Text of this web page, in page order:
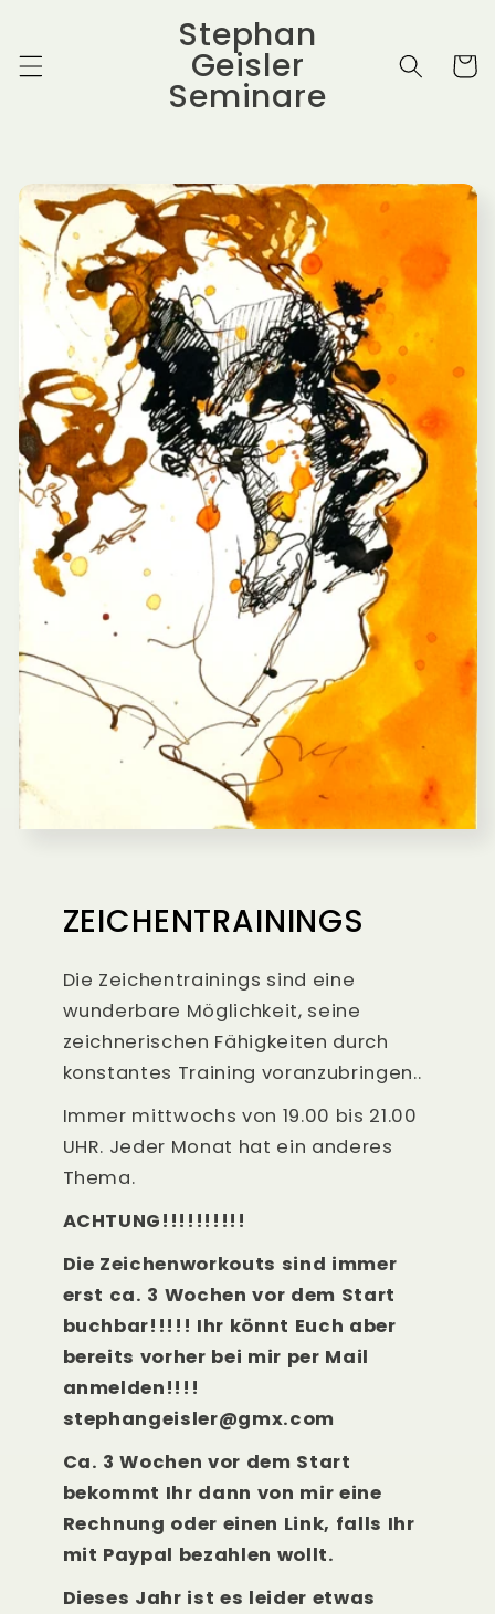
Stephan
Geisler
Seminare
ZEICHENTRAININGS
Die Zeichentrainings sind eine
wunderbare Möglichkeit, seine
zeichnerischen Fähigkeiten durch
konstantes Training voranzubringen..
Immer mittwochs von 19.00 bis 21.00
UHR. Jeder Monat hat ein anderes
Thema.
ACHTUNG!!!!!!!!!!
Die Zeichenworkouts sind immer
erst ca. 3 Wochen vor dem Start
buchbar!!!!! Ihr könnt Euch aber
bereits vorher bei mir per Mail
anmelden!!!!
stephangeisler@gmx.com
Ca. 3 Wochen vor dem Start
bekommt Ihr dann von mir eine
Rechnung oder einen Link, falls Ihr
mit Paypal bezahlen wollt.
Dieses Jahr ist es leider etwas